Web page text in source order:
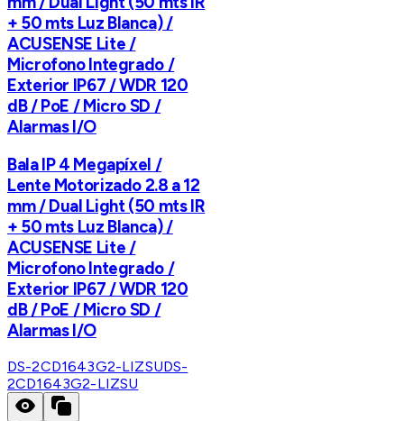
+ 50 mts Luz Blanca) /
ACUSENSE Lite /
Microfono Integrado /
Exterior IP67 / WDR 120
dB / PoE / Micro SD /
Alarmas I/O
Bala IP 4 Megapíxel /
Lente Motorizado 2.8 a 12
mm / Dual Light (50 mts IR
+ 50 mts Luz Blanca) /
ACUSENSE Lite /
Microfono Integrado /
Exterior IP67 / WDR 120
dB / PoE / Micro SD /
Alarmas I/O
DS-2CD1643G2-LIZSUDS-
2CD1643G2-LIZSU